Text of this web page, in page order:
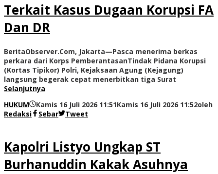
Terkait Kasus Dugaan Korupsi FA
Dan DR
BeritaObserver.Com, Jakarta—Pasca menerima berkas
perkara dari Korps PemberantasanTindak Pidana Korupsi
(Kortas Tipikor) Polri, Kejaksaan Agung (Kejagung)
langsung begerak cepat menerbitkan tiga Surat
Selanjutnya
HUKUM
Kamis 16 Juli 2026 11:51Kamis 16 Juli 2026 11:52oleh
Redaksi
Sebar Tweet
Kapolri Listyo Ungkap ST
Burhanuddin Kakak Asuhnya